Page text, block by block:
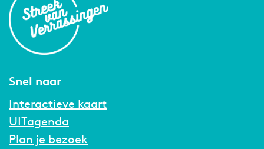
Snel naar
Interactieve kaart
UITagenda
Plan je bezoek